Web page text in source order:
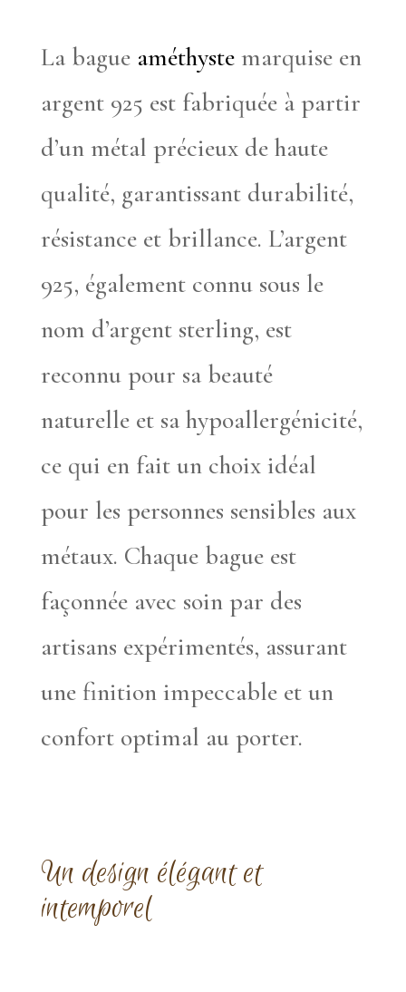
La bague améthystemarquise en
argent 925 est fabriquée à partir
d’un métal précieux de haute
qualité, garantissant durabilité,
résistance et brillance. L’argent
925, également connu sous le
nom d’argent sterling, est
reconnu pour sa beauté
naturelle et sa hypoallergénicité,
ce qui en fait un choix idéal
pour les personnes sensibles aux
métaux. Chaque bague est
façonnée avec soin par des
artisans expérimentés, assurant
une finition impeccable et un
confort optimal au porter.
Un design élégant et
intemporel